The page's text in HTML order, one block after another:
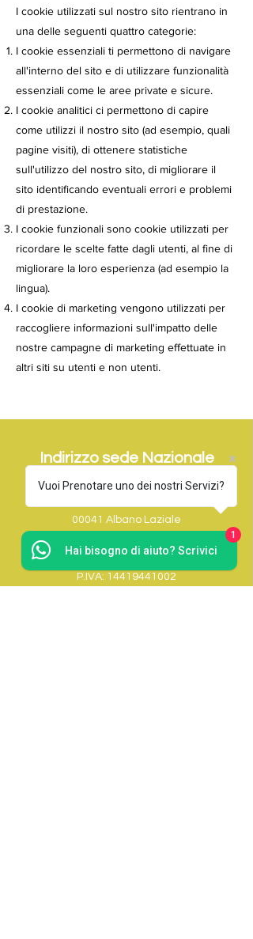
I cookie utilizzati sul nostro sito rientrano in
una delle seguenti quattro categorie:
I cookie essenziali ti permettono di navigare
all'interno del sito e di utilizzare funzionalità
essenziali come le aree private e sicure.
I cookie analitici ci permettono di capire
come utilizzi il nostro sito (ad esempio, quali
pagine visiti), di ottenere statistiche
sull'utilizzo del nostro sito, di migliorare il
sito identificando eventuali errori e problemi
di prestazione.
I cookie funzionali sono cookie utilizzati per
ricordare le scelte fatte dagli utenti, al fine di
migliorare la loro esperienza (ad esempio la
lingua).
I cookie di marketing vengono utilizzati per
raccogliere informazioni sull'impatto delle
nostre campagne di marketing effettuate in
altri siti su utenti e non utenti.
Indirizzo sede Nazionale
Via Nettunense 113
00041 Albano Laziale
(RM)
P.IVA: 14419441002
Vuoi Prenotare uno dei nostri Servizi?
Hai bisogno di aiuto? Scrivici
1